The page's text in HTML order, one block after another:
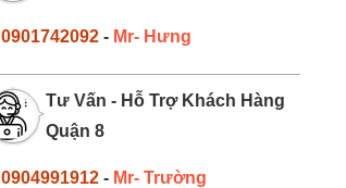
0901742092- Mr- Hưng
Tư Vấn - Hỗ Trợ Khách Hàng
Quận 8
0904991912- Mr- Trường